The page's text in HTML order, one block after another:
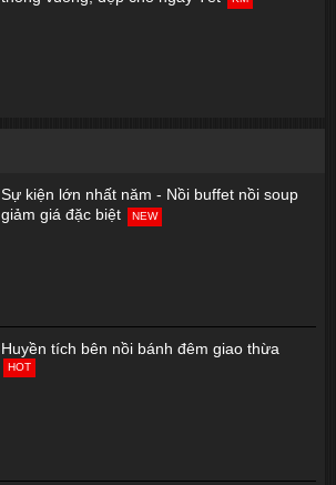
Sự kiện lớn nhất năm - Nồi buffet nồi soup
giảm giá đặc biệt
NEW
Huyền tích bên nồi bánh đêm giao thừa
HOT